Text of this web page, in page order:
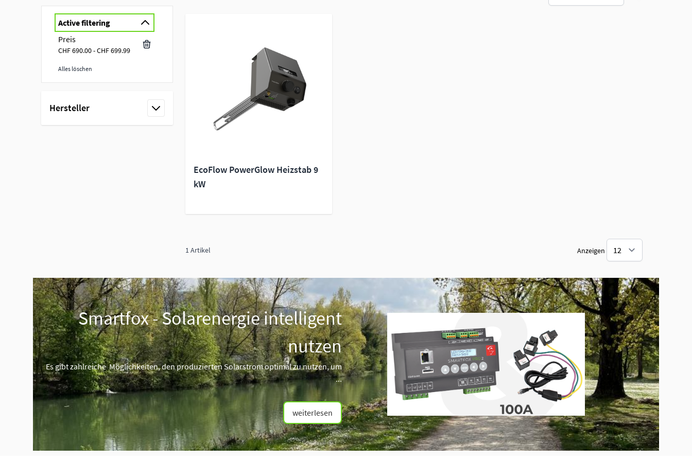
Active filtering
Preis
CHF 690.00 - CHF 699.99
Alles löschen
Hersteller
EcoFlow PowerGlow Heizstab 9
kW
1Artikel Anzeigen
Smartfox - Solarenergie intelligent
nutzen
Es gibt zahlreiche Möglichkeiten, den produzierten Solarstrom optimal zu nutzen, um
...
weiterlesen